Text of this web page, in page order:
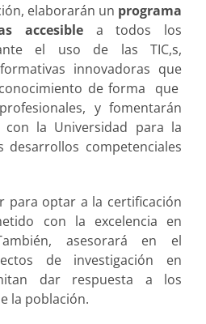
elaborarán un programa
accesible a todos los
el uso de las TIC,s,
innovadoras que
de forma que
y fomentarán
con la Universidad para la
desarrollos competenciales
para optar a la certificación
con la excelencia en
asesorará en el
de investigación en
dar respuesta a los
la población.